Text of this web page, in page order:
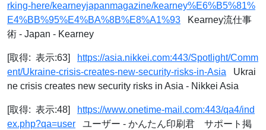
rking-here/kearneyjapanmagazine/kearney%E6%B5%81%
E4%BB%95%E4%BA%8B%E8%A1%93 Kearney流仕事
術 - Japan - Kearney
[取得: 表示:63]
https://asia.nikkei.com:443/Spotlight/Comm
ent/Ukraine-crisis-creates-new-security-risks-in-Asia Ukrai
ne crisis creates new security risks in Asia - Nikkei Asia
[取得: 表示:48]
https://www.onetime-mail.com:443/qa4/ind
ex.php?qa=user ユーザー - かんたん印刷君 サポート掲